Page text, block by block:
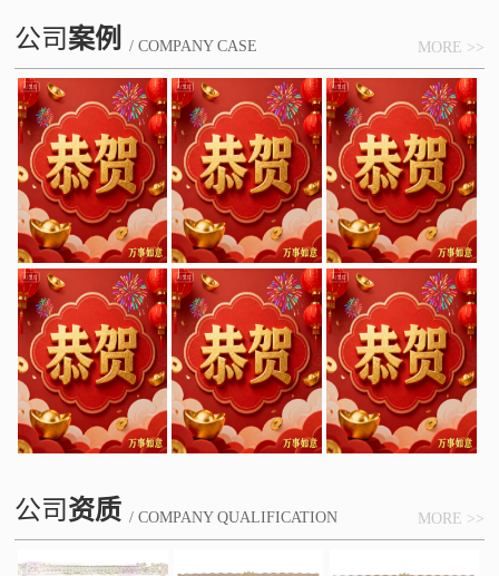
公司案例 / COMPANY CASE MORE >>
公司资质 / COMPANY QUALIFICATION MORE >>